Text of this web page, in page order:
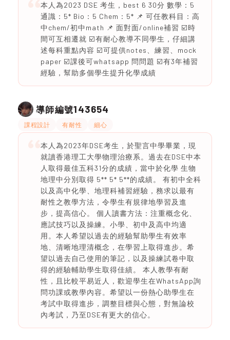
本人為2023 DSE 考生，best 6 30分 數學：5
通識：5* Bio：5 Chem：5* 📌 可任教科目：高
中chem/初中math 📌 面對面/online補習 ☑️時
間可互相遷就 ☑️有耐心教導不同學生，仔細講
述每科重點內容 ☑️可提供notes、練習、mock
paper ☑️課後可whatsapp 問問題 ☑️有3年補習
經驗，幫助多個學生提升化學成績
導師編號143654
課程設計 有耐性 細心
本人為2023年DSE考生，於聖言中學畢業，現
就讀香港理工大學物理治療系。過去在DSE中本
人取得最佳五科31分的成績，當中於化學 生物
地理中分別取得 5** 5* 5**的成績。 有初中全科
以及高中化學、地理科補習經驗，務求以最有
耐性之教學方法，令學生有規律地學習及進
步，提高信心。 個人讀書方法：注重概念化、
應試技巧以及操練。小學、初中及高中均適
用。本人希望以過去的經驗幫助學生有效率
地、清晰地理清概念，在學習上取得進步。希
望以過去自己使用的筆記，以及操練試卷中取
得的經驗輔助學生取得佳績。 本人教學有耐
性，且比較平易近人，歡迎學生在WhatsApp詢
問功課或教學內容。希望以一份熱心助學生在
考試中取得進步，調整目標與心態，對無論校
內考試，乃至DSE有更大的信心。